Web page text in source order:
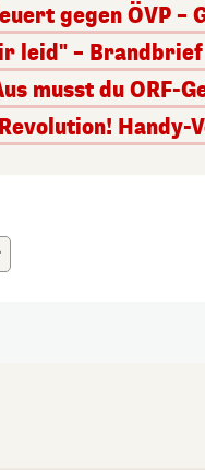
gegen ÖVP –
leid" –
musst du ORF-